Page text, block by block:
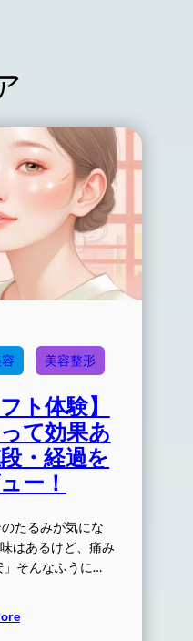
美容整形
ト体験】
て効果あ
・経過を
ー！
たるみが気にな
はあるけど、痛み
」そんなふうに…